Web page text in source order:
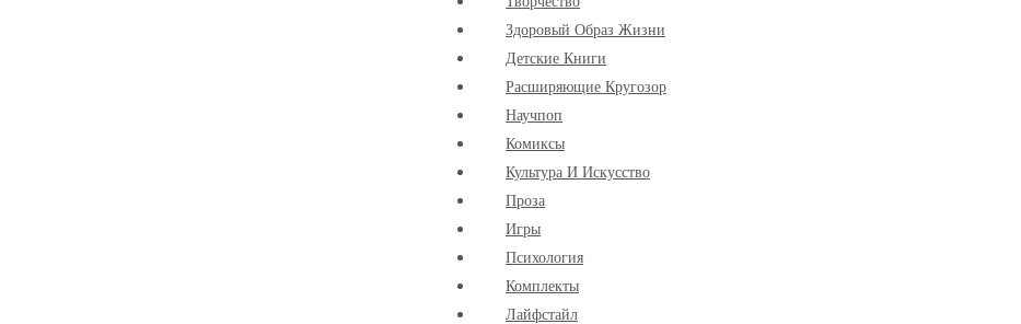
Здоровый Образ Жизни
Детские Книги
Расширяющие Кругозор
Научпоп
Комиксы
Культура И Искусство
Проза
Игры
Психология
Комплекты
Лайфстайл